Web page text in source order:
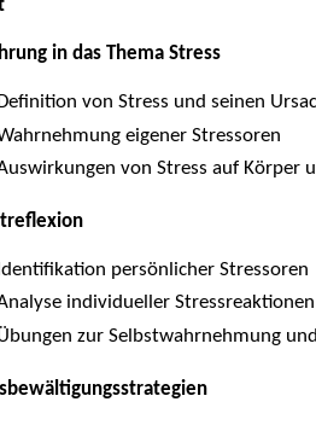
in das Thema Stress
von Stress und seinen
eigener Stressoren
von Stress auf Körper
Identifikation persönlicher Stressoren
individueller Stressreaktionen
zur Selbstwahrnehmung